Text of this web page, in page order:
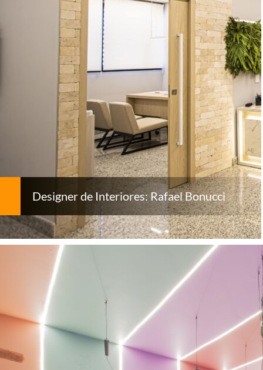
Designer de Interiores: Rafael Bonucci